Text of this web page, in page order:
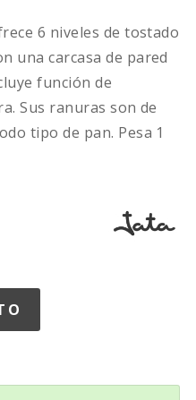
6 niveles de tostado
una carcasa de pared
función de
Sus ranuras son de
tipo de pan. Pesa 1